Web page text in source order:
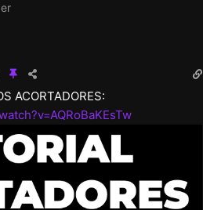
ACORTADORES: